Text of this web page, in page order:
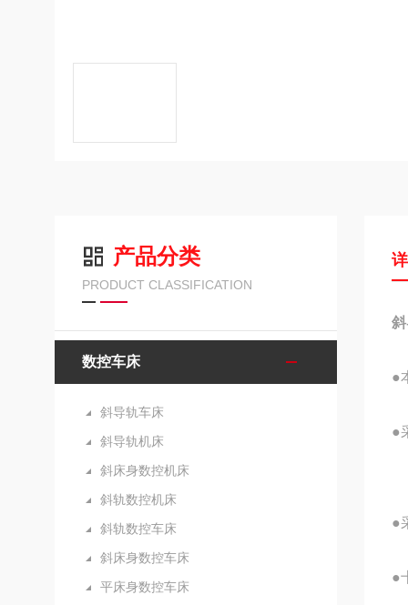
产品分类
PRODUCT CLASSIFICATION
数控车床
斜导轨车床
斜导轨机床
斜床身数控机床
斜轨数控机床
斜轨数控车床
斜床身数控车床
平床身数控车床
●
●
●
●